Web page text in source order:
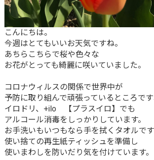
こんにちは。
今週はとてもいいお天気ですね。
あちらこちらで桜や色々な
お花がとっても綺麗に咲いていました。
コロナウィルスの関係で世界中が
予防に取り組んで頑張っているところです
イロドリ、+ilo 【プラスイロ】でも
アルコール消毒をしっかりしています。
お手洗いもいつもなら手を拭くタオルです
使い捨ての再生紙ティッシュを準備し
使いまわしを防いだり気を付けています。